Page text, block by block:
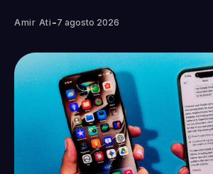
Amir Ati -7 agosto 2026